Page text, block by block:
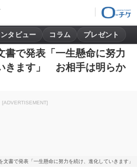
タビュー コラム プレゼント
書で発表「一生懸命に努力
きます」 お相手は明らか
[ADVERTISEMENT]
文書で発表「一生懸命に努力を続け、進化していきます